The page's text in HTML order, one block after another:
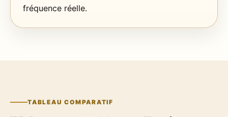
fréquence réelle.
TABLEAU COMPARATIF